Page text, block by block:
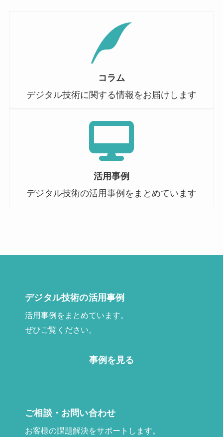
コラム
デジタル技術に関する情報をお届けします
活用事例
デジタル技術の活用事例をまとめています
デジタル技術の活用事例
活用事例をまとめています。
ぜひご覧ください。
事例を見る
ご相談・お問い合わせ
お客様の課題解決をサポートします。